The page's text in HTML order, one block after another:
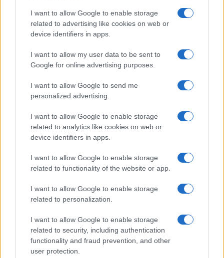
I want to allow Google to enable storage
related to advertising like cookies on web or
device identifiers in apps.
I want to allow my user data to be sent to
Google for online advertising purposes.
I want to allow Google to send me
personalized advertising.
I want to allow Google to enable storage
related to analytics like cookies on web or
device identifiers in apps.
I want to allow Google to enable storage
related to functionality of the website or app.
I want to allow Google to enable storage
related to personalization.
I want to allow Google to enable storage
related to security, including authentication
functionality and fraud prevention, and other
user protection.
Galaxy készülék számára ez lesz az út vége.
iPhone 18 bemutató dátum - ekkor
csúcsmobilokról
2026.06.29| Phone Arena
A szeptemberi eseményen az iPhone 18 Pro modellek
mellett a régóta pletykált hajlítható iPhone Ultra is
bemutatkozhat, miközben az áremelésekről szóló
Az Android rejtett automatizmusai: hat
funkció, amely észrevétlenül könnyíti
2026.06.14| Android Police
Sok felhasználó külön alkalmazásokra esküszik, pedig az
Android már évek óta olyan intelligens funkciókat kínál,
amelyek maguktól dolgoznak a háttérben.
Ez a rejtett Samsung funkció teljesen
megváltoztatja a mobilhasználatot –
sokan mégsem tudnak róla
2026.07.12